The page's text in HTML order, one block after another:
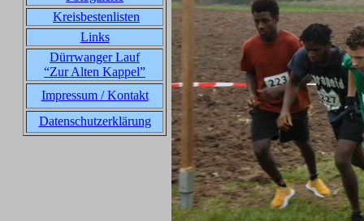
Kreisbestenlisten
Links
Dürrwanger Lauf
“Zur Alten Kappel”
Impressum / Kontakt
Datenschutzerklärung